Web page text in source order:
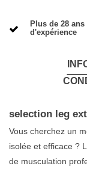
Plus de 28 ans
d'expérience
selection leg
Vous cherchez un
isolée et efficace ?
de musculation